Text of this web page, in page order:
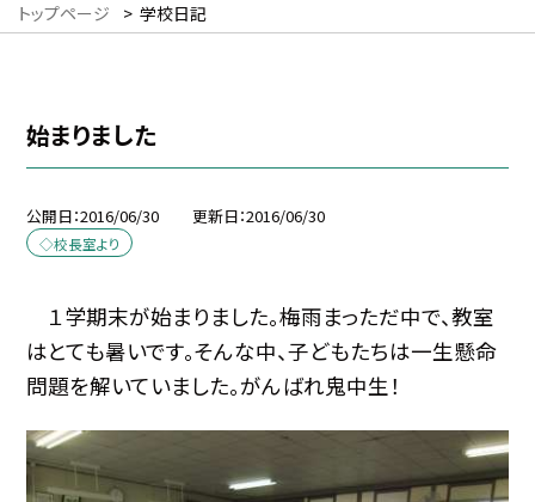
トップページ > 学校日記
始まりました
公開日 2016/06/30 更新日 2016/06/30
◇校長室より
１学期末が始まりました。梅雨まっただ中で、教室
はとても暑いです。そんな中、子どもたちは一生懸命
問題を解いていました。がんばれ鬼中生！